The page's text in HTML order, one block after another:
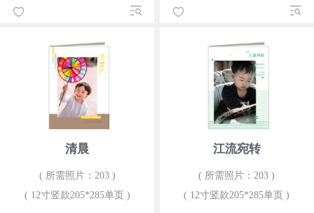
清晨
( 所需照片：203 )
( 12寸竖款205*285单页 )
江流宛转
( 所需照片：203 )
( 12寸竖款205*285单页 )